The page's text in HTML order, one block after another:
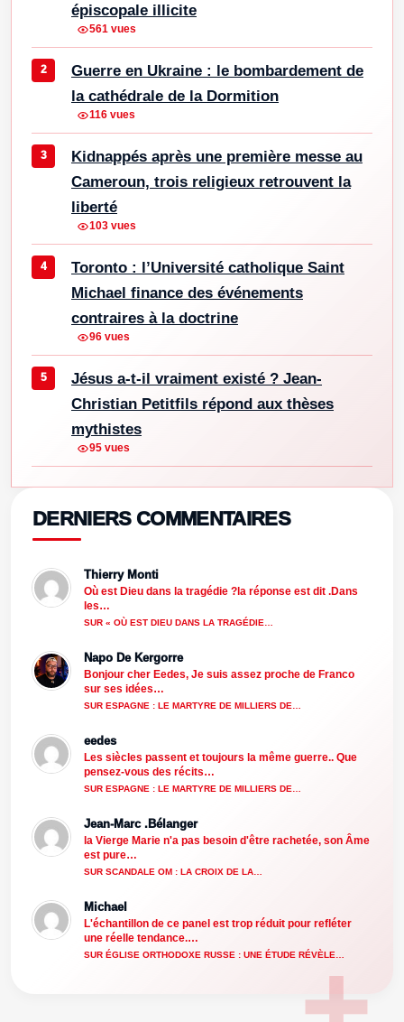
épiscopale illicite
561 vues
Guerre en Ukraine : le bombardement de
la cathédrale de la Dormition
116 vues
Kidnappés après une première messe au
Cameroun, trois religieux retrouvent la
liberté
103 vues
Toronto : l’Université catholique Saint
Michael finance des événements
contraires à la doctrine
96 vues
Jésus a-t-il vraiment existé ? Jean-
Christian Petitfils répond aux thèses
mythistes
95 vues
DERNIERS COMMENTAIRES
Thierry Monti
Où est Dieu dans la tragédie ?la réponse est dit .Dans
les…
SUR « OÙ EST DIEU DANS LA TRAGÉDIE…
Napo De Kergorre
Bonjour cher Eedes, Je suis assez proche de Franco
sur ses idées…
SUR ESPAGNE : LE MARTYRE DE MILLIERS DE…
eedes
Les siècles passent et toujours la même guerre.. Que
pensez-vous des récits…
SUR ESPAGNE : LE MARTYRE DE MILLIERS DE…
Jean-Marc .Bélanger
la Vierge Marie n'a pas besoin d'être rachetée, son Âme
est pure…
SUR SCANDALE OM : LA CROIX DE LA…
Michael
L'échantillon de ce panel est trop réduit pour refléter
une réelle tendance.…
SUR ÉGLISE ORTHODOXE RUSSE : UNE ÉTUDE RÉVÈLE…